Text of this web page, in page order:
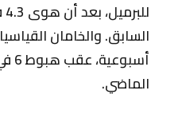
السابق. والخامان
الماضي.